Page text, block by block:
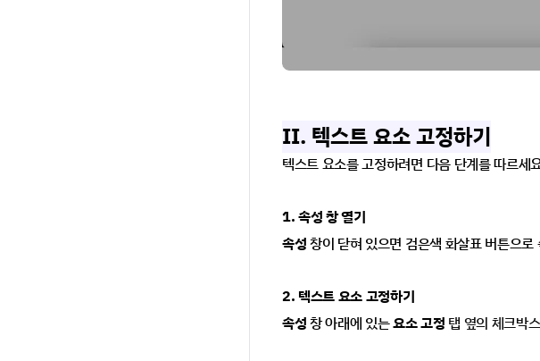
II. 텍스트 요소 고정하기
텍스트 요소를 고정하려면 다음 단계를 따르세
1. 속성 창 열기
속성 창이 닫혀 있으면 검은색 화살표 버튼으
2. 텍스트 요소 고정하기
속성 창 아래에 있는 요소 고정 탭 옆의 체크박